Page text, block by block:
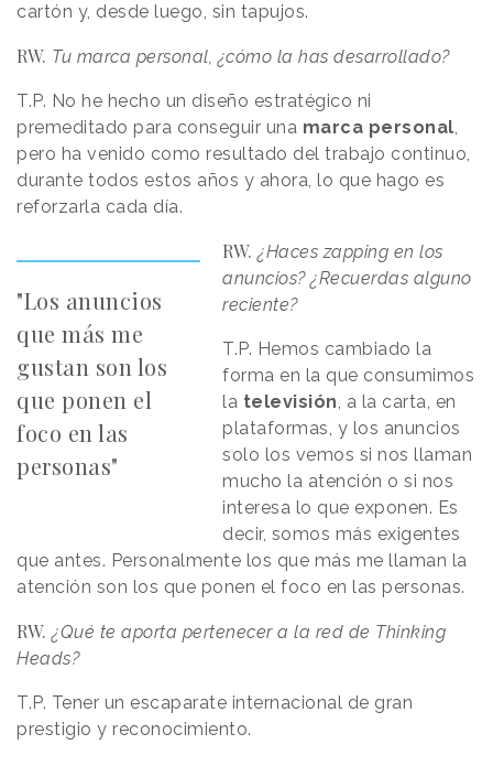
cartón y, desde luego, sin tapujos.
RW. Tu marca personal, ¿cómo la has desarrollado?
T.P. No he hecho un diseño estratégico ni
premeditado para conseguir una marca personal,
pero ha venido como resultado del trabajo continuo,
durante todos estos años y ahora, lo que hago es
reforzarla cada día.
"Los anuncios
que más me
gustan son los
que ponen el
foco en las
personas"
RW.¿Haces zapping en los
anuncios? ¿Recuerdas alguno
reciente?
T.P. Hemos cambiado la
forma en la que consumimos
la televisión, a la carta, en
plataformas, y los anuncios
solo los vemos si nos llaman
mucho la atención o si nos
interesa lo que exponen. Es
decir, somos más exigentes
que antes. Personalmente los que más me llaman la
atención son los que ponen el foco en las personas.
RW.¿Qué te aporta pertenecer a la red de Thinking
Heads?
T.P. Tener un escaparate internacional de gran
prestigio y reconocimiento.